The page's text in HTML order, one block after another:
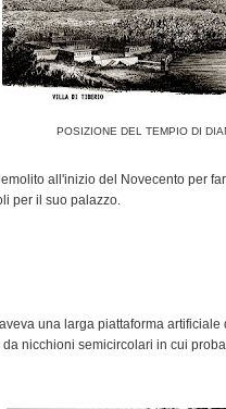
POSIZIONE DEL TEMPIO DI
all'inizio del Novecento per
per il suo palazzo.
una larga piattaforma
nicchioni semicircolari in cui